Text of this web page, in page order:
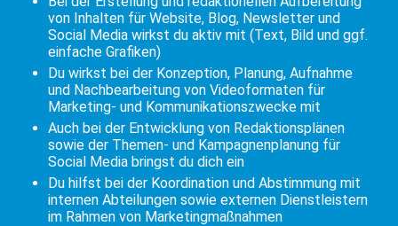
von Inhalten für Website, Blog, Newsletter und
Social Media wirkst du aktiv mit (Text, Bild und ggf.
einfache Grafiken)
Du wirkst bei der Konzeption, Planung, Aufnahme
und Nachbearbeitung von Videoformaten für
Marketing- und Kommunikationszwecke mit
Auch bei der Entwicklung von Redaktionsplänen
sowie der Themen- und Kampagnenplanung für
Social Media bringst du dich ein
Du hilfst bei der Koordination und Abstimmung mit
internen Abteilungen sowie externen Dienstleistern
im Rahmen von Marketingmaßnahmen